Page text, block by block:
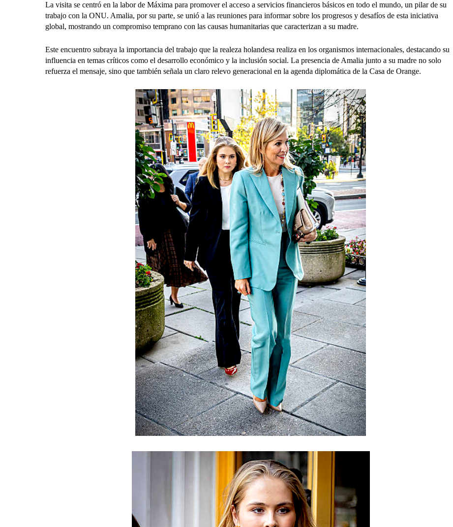
La visita se centró en la labor de Máxima para promover el acceso a servicios financieros básicos en todo el mundo, un pilar de su
trabajo con la ONU. Amalia, por su parte, se unió a las reuniones para informar sobre los progresos y desafíos de esta iniciativa
global, mostrando un compromiso temprano con las causas humanitarias que caracterizan a su madre.
Este encuentro subraya la importancia del trabajo que la realeza holandesa realiza en los organismos internacionales, destacando su
influencia en temas críticos como el desarrollo económico y la inclusión social. La presencia de Amalia junto a su madre no solo
refuerza el mensaje, sino que también señala un claro relevo generacional en la agenda diplomática de la Casa de Orange.